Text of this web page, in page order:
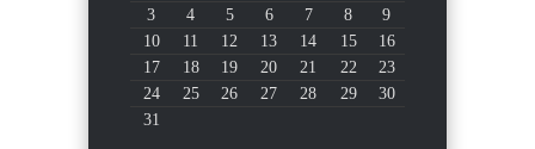
3
4 5 6 7 8
9
10
11 12 13 14 15
16
17
18 19 20 21 22
23
24
25 26 27 28 29
30
31